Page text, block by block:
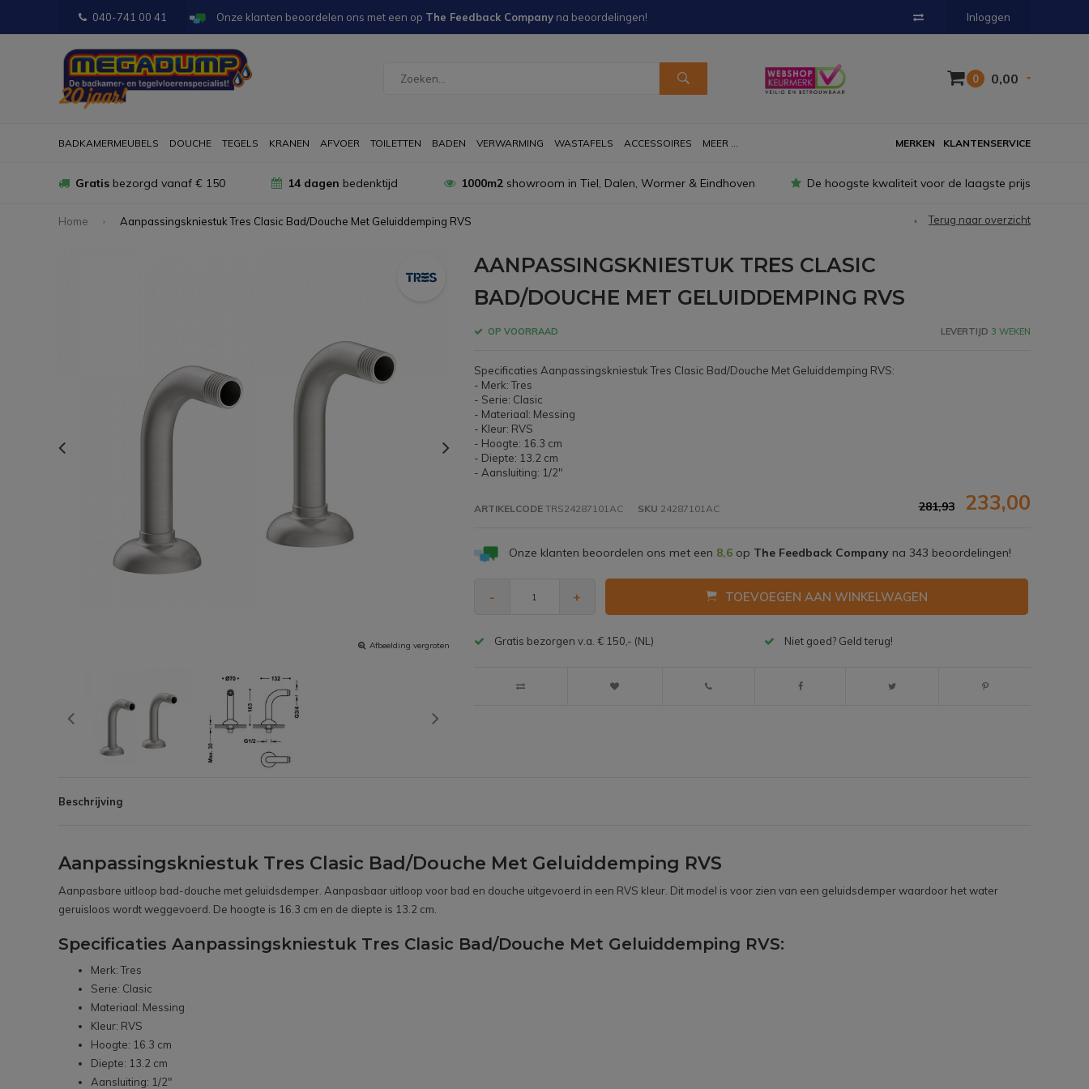
040-741 00 41 Onze klanten beoordelen ons met een op The Feedback Company na beoordelingen! Inloggen
0 0,00
BADKAMERMEUBELS DOUCHE TEGELS KRANEN AFVOER TOILETTEN BADEN VERWARMING WASTAFELS ACCESSOIRES MEER ... KLANTENSERVICE
MERKEN
Gratis bezorgd vanaf € 150 14 dagen bedenktijd 1000m2showroom in Tiel, Dalen, Wormer & Eindhoven De hoogste kwaliteit voor de laagste prijs
Home Aanpassingskniestuk Tres Clasic Bad/Douche Met Geluiddemping RVS Terug naar overzicht
Afbeelding vergroten Afbeelding vergroten
AANPASSINGSKNIESTUK TRES CLASIC
BAD/DOUCHE MET GELUIDDEMPING RVS
OP VOORRAAD LEVERTIJD 3 WEKEN
Specificaties Aanpassingskniestuk Tres Clasic Bad/Douche Met Geluiddemping RVS:
- Merk: Tres
- Serie: Clasic
- Materiaal: Messing
- Kleur: RVS
- Hoogte: 16.3 cm
- Diepte: 13.2 cm
- Aansluiting: 1/2"
ARTIKELCODETRS24287101AC SKU 24287101AC 281,93 233,00
Onze klanten beoordelen ons met een 8,6op The Feedback Companyna 343 beoordelingen!
- + TOEVOEGEN AAN WINKELWAGEN
Gratis bezorgen v.a. € 150,- (NL) Niet goed? Geld terug!
Beschrijving
Aanpassingskniestuk Tres Clasic Bad/Douche Met Geluiddemping RVS
Aanpasbare uitloop bad-douche met geluidsdemper. Aanpasbaar uitloop voor bad en douche uitgevoerd in een RVS kleur. Dit model is voor zien van een geluidsdemper waardoor het water
geruisloos wordt weggevoerd. De hoogte is 16.3 cm en de diepte is 13.2 cm.
Specificaties Aanpassingskniestuk Tres Clasic Bad/Douche Met Geluiddemping RVS:
Merk: Tres
Serie: Clasic
Materiaal: Messing
Kleur: RVS
Hoogte: 16.3 cm
Diepte: 13.2 cm
Aansluiting: 1/2"